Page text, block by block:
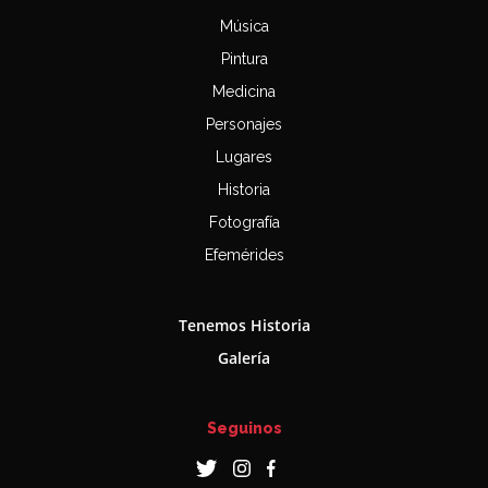
Música
Pintura
Medicina
Personajes
Lugares
Historia
Fotografía
Efemérides
Tenemos Historia
Galería
Seguinos